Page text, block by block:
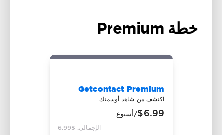
خطة Premium
Getcontact Premium
اكتشف من شاهد أوسمتك.
$6.99/أسبوع
الإجمالي: $6.99